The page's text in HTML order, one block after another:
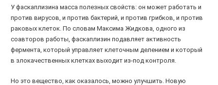
У фаскаплизина масса полезных свойств: он может работать и
против вирусов, и против бактерий, и против грибков, и против
раковых клеток. По словам Максима Жидкова, одного из
соавторов работы, фаскаплизин подавляет активность
фермента, который управляет клеточным делением и который
в злокачественных клетках выходит из-под контроля.
Но это вещество, как оказалось, можно улучшить. Новую